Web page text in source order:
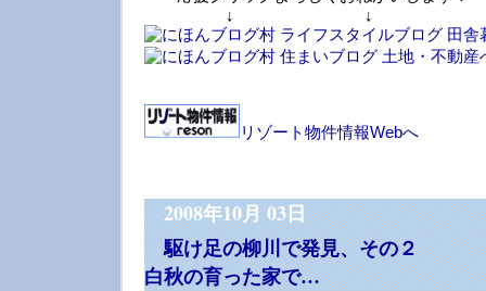
↓ ↓
リゾート物件情報Webへ
2008年10月 03日
駆け足の柳川で発見、その２
白秋の育った家で…